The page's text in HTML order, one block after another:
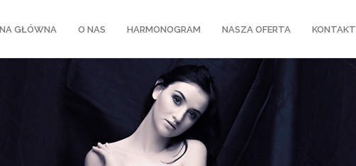
GŁÓWNA O NAS HARMONOGRAM NASZA OFERTA KONTAKT